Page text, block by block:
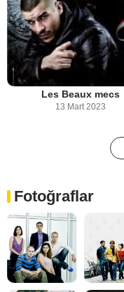
Les Beaux mecs
13 Mart 2023
Fotoğraflar